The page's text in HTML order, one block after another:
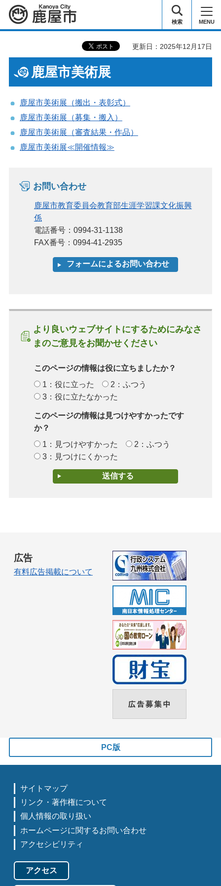
鹿屋市 検索 MENU
更新日：2025年12月17日
鹿屋市美術展
鹿屋市美術展（搬出・表彰式）
鹿屋市美術展（募集・搬入）
鹿屋市美術展（審査結果・作品）
鹿屋市美術展≪開催情報≫
お問い合わせ
鹿屋市教育委員会教育部生涯学習課文化振興
係
電話番号：0994-31-1138
FAX番号：0994-41-2935
より良いウェブサイトにするためにみなさ
まのご意見をお聞かせください
このページの情報は役に立ちましたか？
1：役に立った
2：ふつう
3：役に立たなかった
このページの情報は見つけやすかったです
か？
1：見つけやすかった
2：ふつう
3：見つけにくかった
広告
有料広告掲載について
PC版
サイトマップ
リンク・著作権について
個人情報の取り扱い
ホームページに関するお問い合わせ
アクセシビリティ
アクセス